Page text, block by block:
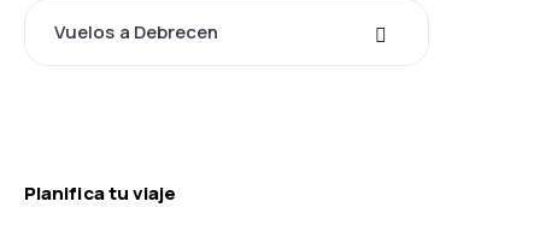
Vuelos a Debrecen
Planifica tu viaje